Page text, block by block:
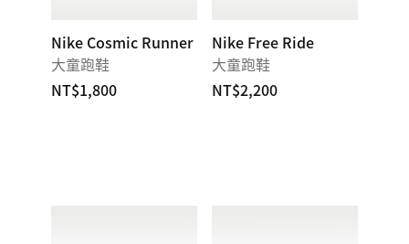
Nike Cosmic Runner
大童跑鞋
NT$1,800
Nike Free Ride
大童跑鞋
NT$2,200